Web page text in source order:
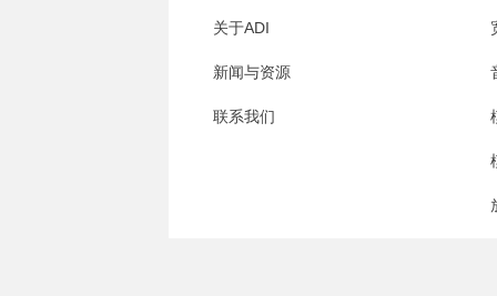
关于ADI
新闻与资源
联系我们